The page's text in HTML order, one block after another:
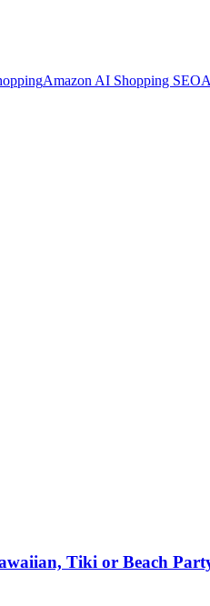
Amazon AI Shopping SEO
Tiki or Beach